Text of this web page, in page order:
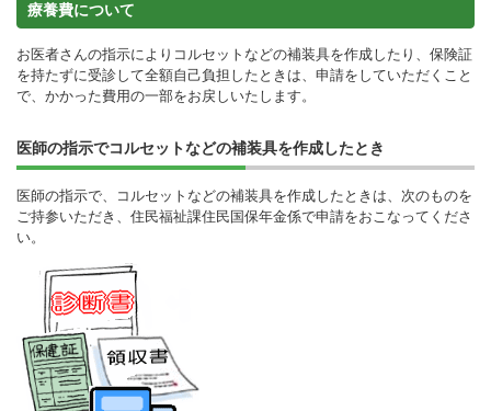
療養費について
お医者さんの指示によりコルセットなどの補装具を作成したり、保険証
を持たずに受診して全額自己負担したときは、申請をしていただくこと
で、かかった費用の一部をお戻しいたします。
医師の指示でコルセットなどの補装具を作成したとき
医師の指示で、コルセットなどの補装具を作成したときは、次のものを
ご持参いただき、住民福祉課住民国保年金係で申請をおこなってくださ
い。